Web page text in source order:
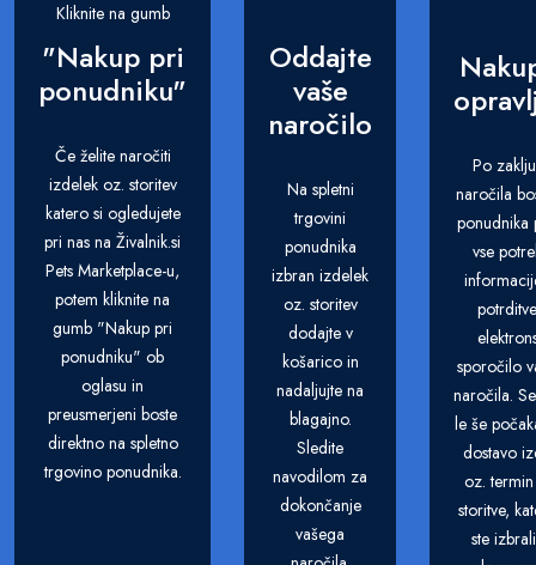
Kliknite na gumb
"Nakup pri
ponudniku"
Če želite naročiti
izdelek oz. storitev
katero si ogledujete
pri nas na Živalnik.si
Pets Marketplace-u,
potem kliknite na
gumb "Nakup pri
ponudniku" ob
oglasu in
preusmerjeni boste
direktno na spletno
trgovino ponudnika.
Oddajte
vaše
naročilo
Na spletni
trgovini
ponudnika
izbran izdelek
oz. storitev
dodajte v
košarico in
nadaljujte na
blagajno.
Sledite
navodilom za
dokončanje
vašega
Po
naročila
ponudnika
vse
sporočilo
naročila.
le še
dostavo
oz.
storitve,
ste